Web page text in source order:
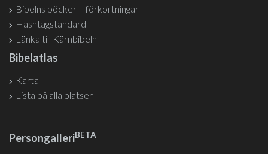
Bibelns böcker – förkortningar
Hashtagstandard
Länka till Kärnbibeln
Bibelatlas
Karta
Lista på alla platser
PersongalleriBETA